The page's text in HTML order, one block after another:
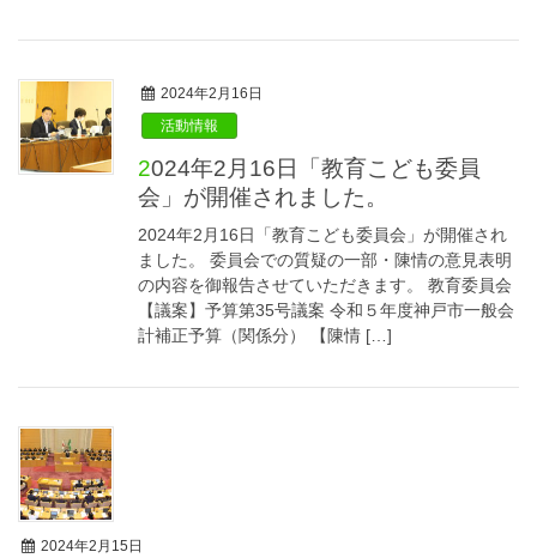
2024年2月16日
活動情報
2024年2月16日「教育こども委員
会」が開催されました。
2024年2月16日「教育こども委員会」が開催され
ました。 委員会での質疑の一部・陳情の意見表明
の内容を御報告させていただきます。 教育委員会
【議案】予算第35号議案 令和５年度神戸市一般会
計補正予算（関係分） 【陳情 […]
2024年2月15日